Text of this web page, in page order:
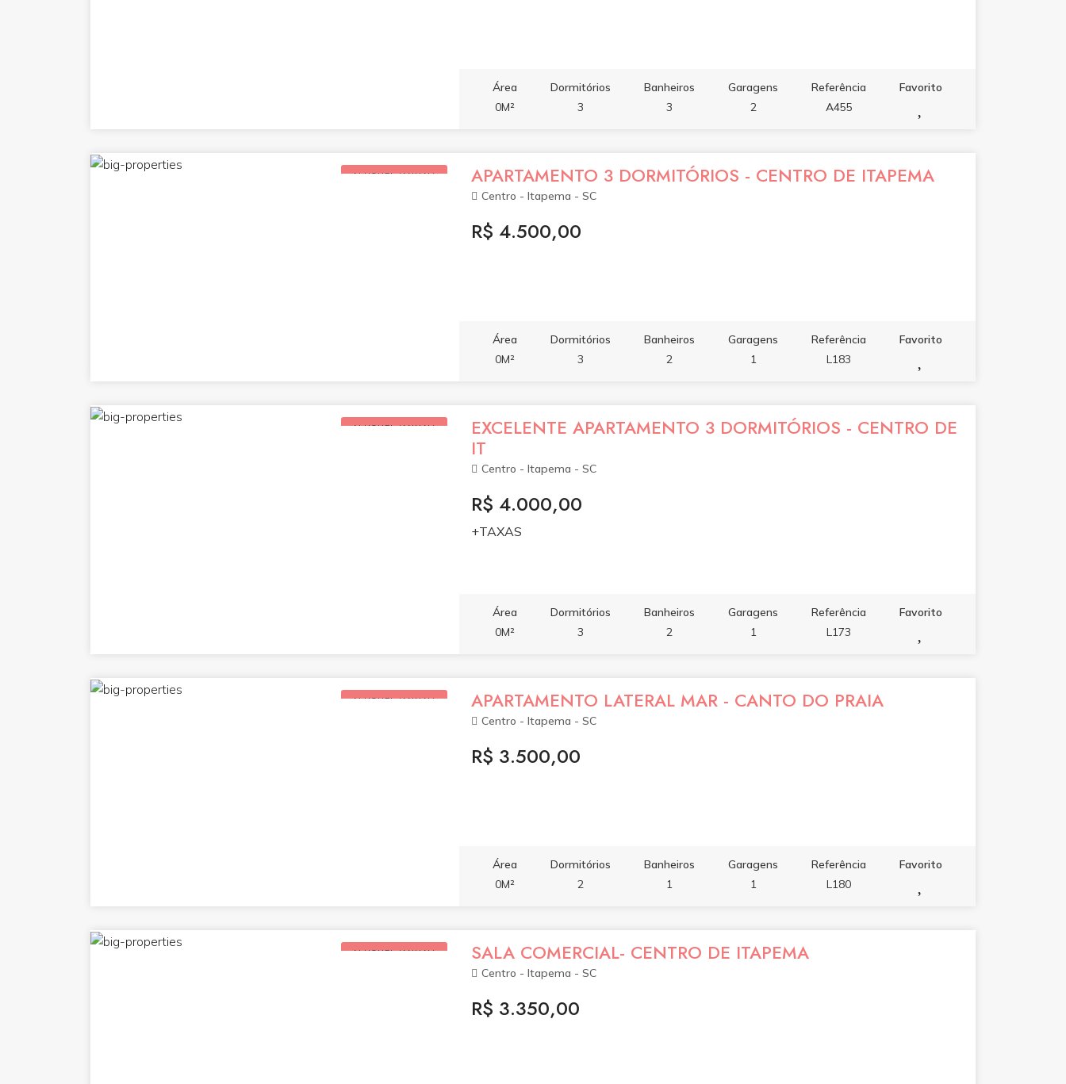
Área
0M²
Dormitórios
3
Banheiros
3
Garagens
2
Referência
A455
Favorito
ALUGUEL (ANUAL) APARTAMENTO 3 DORMITÓRIOS - CENTRO DE ITAPEMA
Centro - Itapema - SC
R$ 4.500,00
Área
0M²
Dormitórios
3
Banheiros
2
Garagens
1
Referência
L183
Favorito
ALUGUEL (ANUAL)
EXCELENTE APARTAMENTO 3 DORMITÓRIOS - CENTRO DE
IT
Centro - Itapema - SC
R$ 4.000,00
+TAXAS
Área
0M²
Dormitórios
3
Banheiros
2
Garagens
1
Referência
L173
Favorito
ALUGUEL (ANUAL) APARTAMENTO LATERAL MAR - CANTO DO PRAIA
Centro - Itapema - SC
R$ 3.500,00
Área
0M²
Dormitórios
2
Banheiros
1
Garagens
1
Referência
L180
Favorito
ALUGUEL (ANUAL) SALA COMERCIAL- CENTRO DE ITAPEMA
Centro - Itapema - SC
R$ 3.350,00